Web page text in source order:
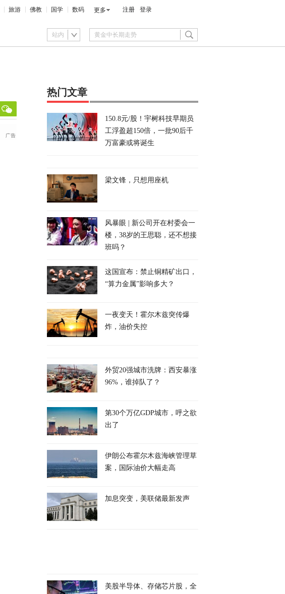
旅游 佛教 国学 数码 更多 注册 登录
站内
热门文章
150.8元/股！宇树科技早期员
工浮盈超150倍，一批90后千
万富豪或将诞生
梁文锋，只想用座机
风暴眼 | 新公司开在村委会一
楼，38岁的王思聪，还不想接
班吗？
这国宣布：禁止铜精矿出口，
“算力金属”影响多大？
一夜变天！霍尔木兹突传爆
炸，油价失控
外贸20强城市洗牌：西安暴涨
96%，谁掉队了？
第30个万亿GDP城市，呼之欲
出了
伊朗公布霍尔木兹海峡管理草
案，国际油价大幅走高
加息突变，美联储最新发声
美股半导体、存储芯片股，全